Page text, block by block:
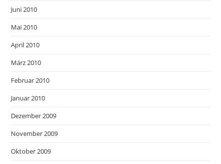
Juni 2010
Mai 2010
April 2010
März 2010
Februar 2010
Januar 2010
Dezember 2009
November 2009
Oktober 2009